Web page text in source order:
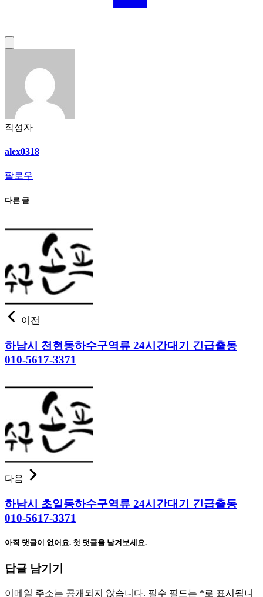
작성자
alex0318
팔로우
다른 글
이전
하남시 천현동하수구역류 24시간대기 긴급출동
010-5617-3371
다음
하남시 초일동하수구역류 24시간대기 긴급출동
010-5617-3371
아직 댓글이 없어요. 첫 댓글을 남겨보세요.
답글 남기기
이메일 주소는 공개되지 않습니다. 필수 필드는 *로 표시됩니